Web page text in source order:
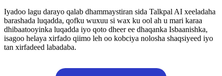
Iyadoo lagu darayo qalab dhammaystiran sida Talkpal AI xeeladaha
barashada luqadda, qofku wuxuu si wax ku ool ah u mari karaa
dhibaatooyinka luqadda iyo qoto dheer ee dhaqanka Isbaanishka,
isagoo helaya xirfado qiimo leh oo kobciya nolosha shaqsiyeed iyo
tan xirfadeed labadaba.